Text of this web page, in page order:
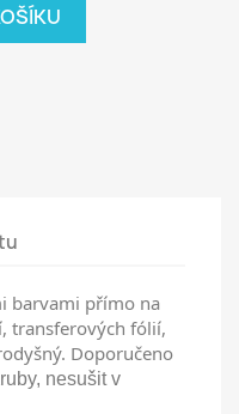
barvami přímo na
transferových fólií,
Doporučeno
nesušit v